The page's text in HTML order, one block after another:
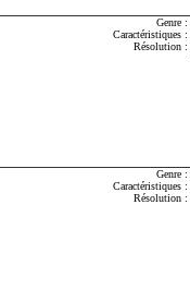
Genre :
Caractéristiques :
Résolution :
Genre :
Caractéristiques :
Résolution :